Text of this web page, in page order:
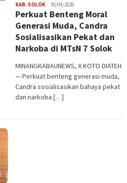
KAB. SOLOKRedaksi
30/04/2026
Perkuat Benteng Moral
Generasi Muda, Candra
Sosialisasikan Pekat dan
Narkoba di MTsN 7 Solok
MINANGKABAUNEWS, X KOTO DIATEH
— Perkuat benteng generasi muda,
Candra sosialisasikan bahaya pekat
dan narkoba […]